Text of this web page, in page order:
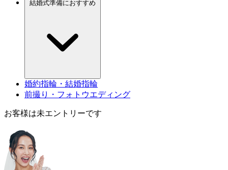
婚約指輪・結婚指輪
前撮り・フォトウエディング
お客様は未エントリーです